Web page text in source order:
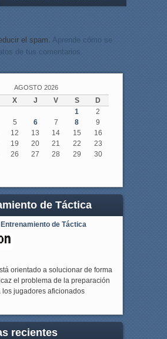
el spam. Aprende cómo se
de tus comentarios.
AGOSTO 2026
X J V S
D
1
2
5 6 7 8
9
12 13 14 15
16
19 20 21 22
23
26 27 28 29
30
de Táctica
orientado a solucionar de forma
el problema de la preparación
los jugadores aficionados
recientes